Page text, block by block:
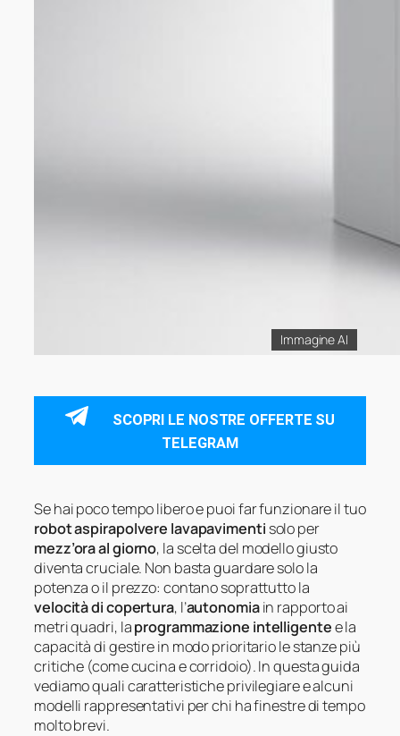
Immagine AI
SCOPRI LE NOSTRE OFFERTE SU
TELEGRAM
Se hai poco tempo libero e puoi far funzionare il tuo
robot aspirapolvere lavapavimenti solo per
mezz’ora al giorno, la scelta del modello giusto
diventa cruciale. Non basta guardare solo la
potenza o il prezzo: contano soprattutto la
velocità di copertura, l’autonomiain rapporto ai
metri quadri, laprogrammazione intelligentee la
capacità di gestire in modo prioritario le stanze più
critiche (come cucina e corridoio). In questa guida
vediamo quali caratteristiche privilegiare e alcuni
modelli rappresentativi per chi ha finestre di tempo
molto brevi.